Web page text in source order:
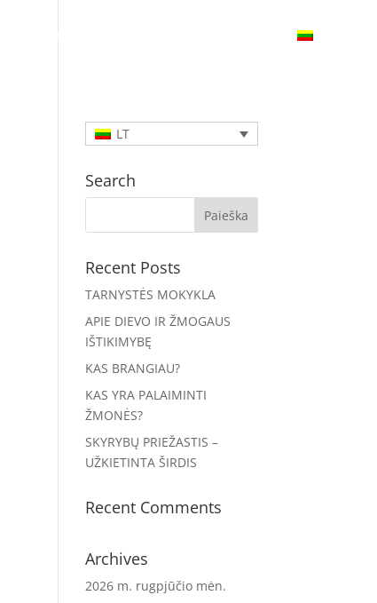
LT
Search
Recent Posts
TARNYSTĖS MOKYKLA
APIE DIEVO IR ŽMOGAUS
IŠTIKIMYBĘ
KAS BRANGIAU?
KAS YRA PALAIMINTI
ŽMONĖS?
SKYRYBŲ PRIEŽASTIS –
UŽKIETINTA ŠIRDIS
Recent Comments
Archives
2026 m. rugpjūčio mėn.